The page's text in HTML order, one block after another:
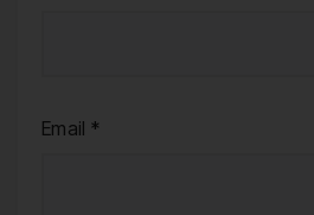
Email *